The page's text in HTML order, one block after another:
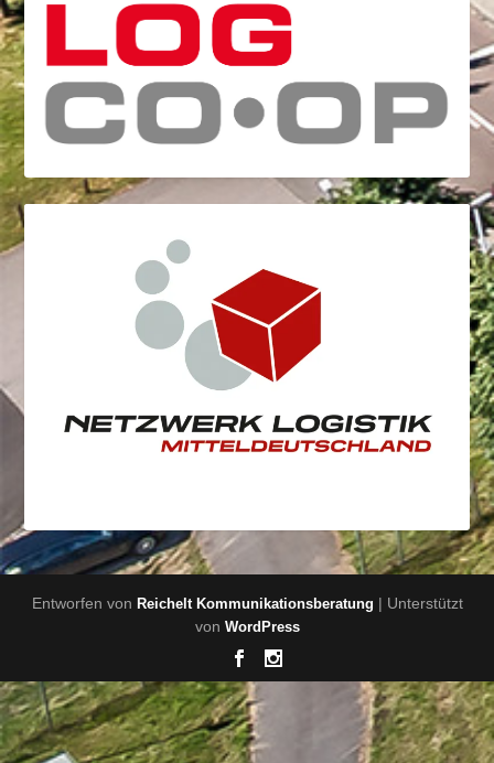
Entworfen von Reichelt Kommunikationsberatung | Unterstützt
von WordPress